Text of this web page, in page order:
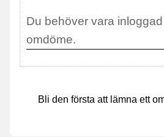
Bli den första att lämna ett